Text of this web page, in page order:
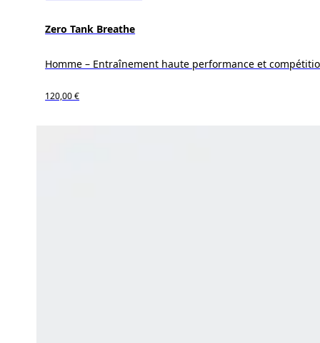
Zero Tank Breathe
Homme – Entraînement haute performance et
120,00 €